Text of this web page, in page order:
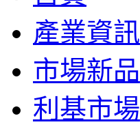
產業資訊
市場新品
利基市場